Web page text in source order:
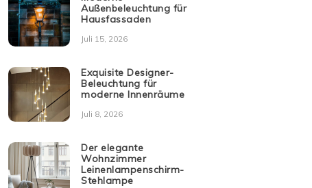
Außenbeleuchtung für
Hausfassaden
Juli 15, 2026
Exquisite Designer-
Beleuchtung für
moderne Innenräume
Juli 8, 2026
Der elegante
Wohnzimmer
Leinenlampenschirm-
Stehlampe